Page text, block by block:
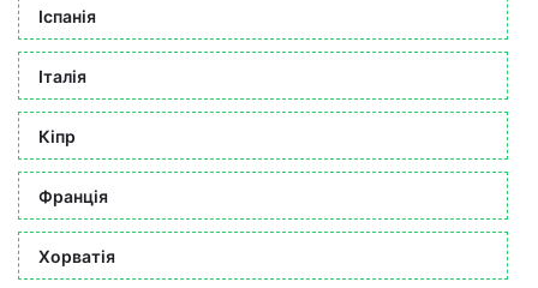
Іспанія
Італія
Кіпр
Франція
Хорватія